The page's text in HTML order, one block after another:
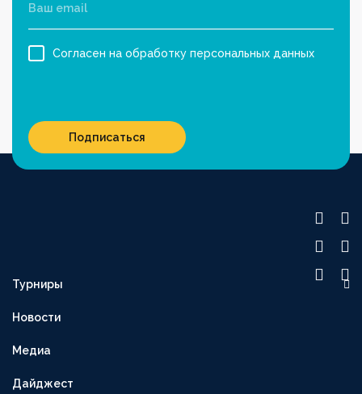
Турниры
OLIMPBET-КУБОК
ВТОРАЯ ЛИГА
Новости
Медиа
Дайджест
Согласен на обработку персональных данных
Подписаться